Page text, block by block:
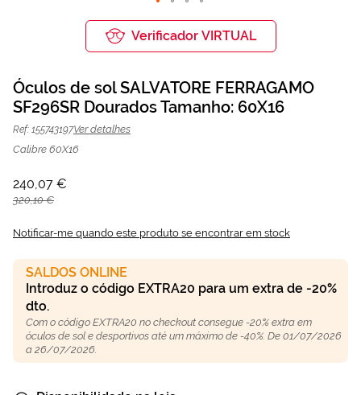
Óculos de sol SALVATORE
FERRAGAMO SF296SR Dourados |
Mais Optica
Galeria
de
imagens
Verificador VIRTUAL
Óculos de sol SALVATORE FERRAGAMO
SF296SR Dourados Tamanho: 60X16
Ref: 155743197Ver detalhes
Calibre 60X16
240,07 €
320,10 €
Notificar-me quando este produto se encontrar em stock
SALDOS ONLINE
Introduz o código EXTRA20 para um extra de -20%
dto.
Com o código EXTRA20 no checkout consegue -20% extra em
óculos de sol e desportivos até um máximo de -40%. De 01/07/2026
a 26/07/2026.